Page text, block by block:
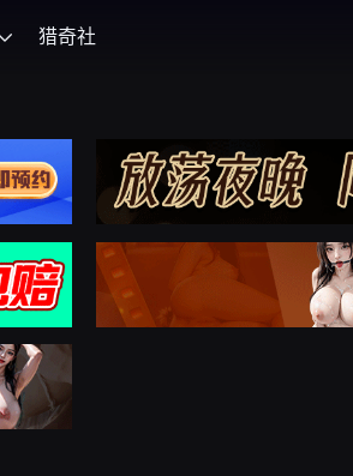
猎奇社